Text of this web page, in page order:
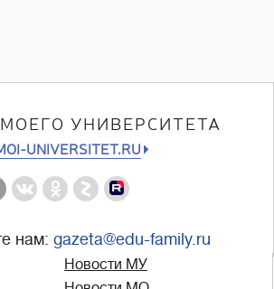
УНИВЕРСИТЕТА
UNIVERSITET.RU
нам: gazeta@edu-family.ru
Новости МУ